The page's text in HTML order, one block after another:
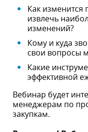
Как изменится
извлечь
изменений?
Кому и куда
свои вопросы
Какие
эффективной
Вебинар будет
менеджерам по
закупкам.